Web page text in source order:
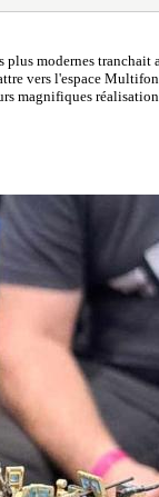
modernes tranchait
vers l'espace
magnifiques